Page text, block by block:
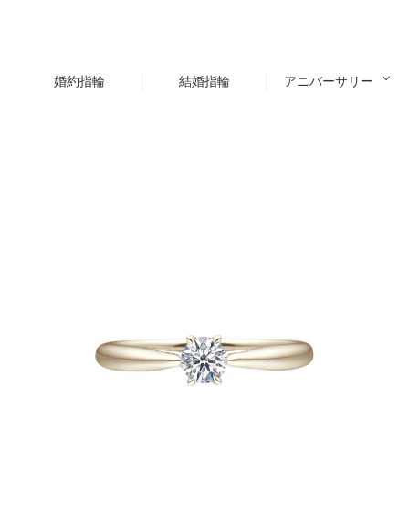
婚約指輪 結婚指輪 アニバーサリー